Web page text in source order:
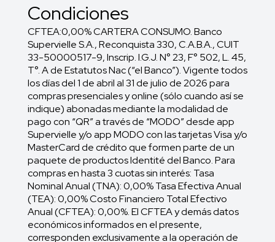
Condiciones
CFTEA:0,00% CARTERA CONSUMO. Banco
Supervielle S.A., Reconquista 330, C.A.B.A., CUIT
33-50000517-9, Inscrip. I.G.J. N° 23, F° 502, L. 45,
T°. A de Estatutos Nac (“el Banco”). Vigente todos
los días del 1 de abril al 31 de julio de 2026 para
compras presenciales y online (sólo cuando así se
indique) abonadas mediante la modalidad de
pago con “QR” a través de “MODO” desde app
Supervielle y/o app MODO con las tarjetas Visa y/o
MasterCard de crédito que formen parte de un
paquete de productos Identité del Banco. Para
compras en hasta 3 cuotas sin interés: Tasa
Nominal Anual (TNA): 0,00% Tasa Efectiva Anual
(TEA): 0,00% Costo Financiero Total Efectivo
Anual (CFTEA): 0,00%. El CFTEA y demás datos
económicos informados en el presente,
corresponden exclusivamente a la operación de